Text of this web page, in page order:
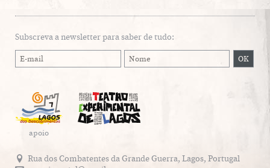
apoio
Rua dos Combatentes da Grande Guerra, Lagos, Portugal
Subscreva a newsletter para saber de tudo: